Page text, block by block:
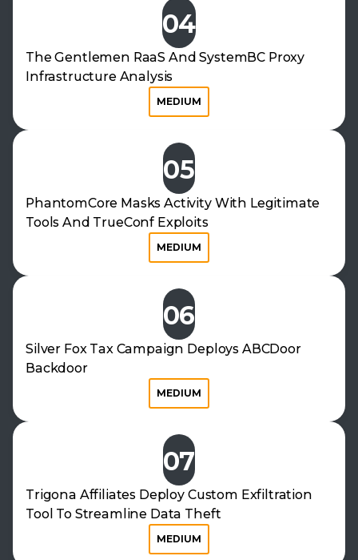
04
The Gentlemen RaaS And SystemBC Proxy
Infrastructure Analysis
MEDIUM
05
PhantomCore Masks Activity With Legitimate
Tools And TrueConf Exploits
MEDIUM
06
Silver Fox Tax Campaign Deploys ABCDoor
Backdoor
MEDIUM
07
Trigona Affiliates Deploy Custom Exfiltration
Tool To Streamline Data Theft
MEDIUM